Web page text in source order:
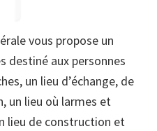
vous propose un
destiné aux personnes
un lieu d’échange, de
un lieu où larmes et
lieu de construction et